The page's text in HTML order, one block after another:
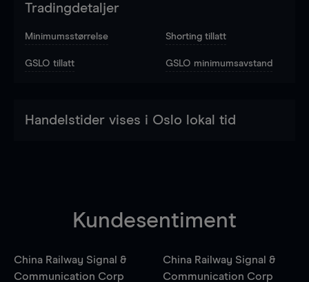
Tradingdetaljer
Minimumsstørrelse Shorting tillatt
GSLO tillatt GSLO minimumsavstand
Handelstider vises i Oslo lokal tid
Kundesentiment
China Railway Signal &
Communication Corp
China Railway Signal &
Communication Corp